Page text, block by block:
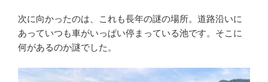
次に向かったのは、これも長年の謎の場所。道路沿いに
あっていつも車がいっぱい停まっている池です。そこに
何があるのか謎でした。